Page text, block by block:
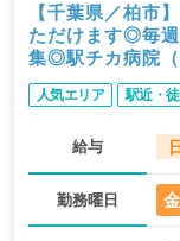
【千葉県／柏市
ただけます◎毎
集◎駅チカ病院（
人気エリア 駅近・
給与
勤務曜日 金